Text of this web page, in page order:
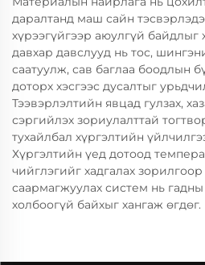
даралтанд маш сайн
хүрээгүйгээр аюулгүй байдлыг
давхар давслууд нь тос,
саатуулж, сав баглаа боодлын
доторх хэсгээс дусалтыг
Тээвэрлэлтийн явцад гулзах,
сэргийлэх зориулалттай
тухайлбал хүргэлтийн
Хүргэлтийн үед дотоод
чийглэгийг хадгалах
саармагжуулах систем нь
холбоогүй байхыг хангаж өгдөг.